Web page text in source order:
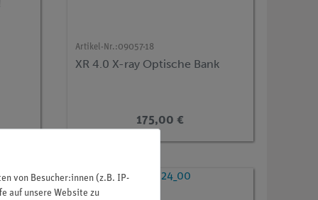
Artikel-Nr.:09057-18
XR 4.0 X-ray Optische Bank
175,00 €
von Besucher:innen (z.B. IP-
auf unsere Website zu